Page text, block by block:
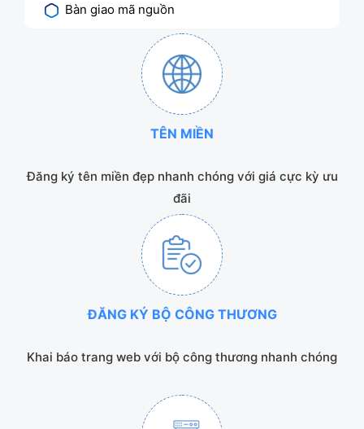
Bàn giao mã nguồn
TÊN MIỀN
Đăng ký tên miền đẹp nhanh chóng với giá cực kỳ ưu
đãi
ĐĂNG KÝ BỘ CÔNG THƯƠNG
Khai báo trang web với bộ công thương nhanh chóng